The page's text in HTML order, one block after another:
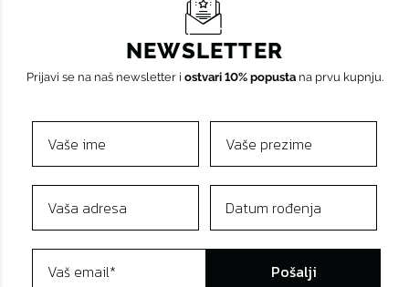
NEWSLETTER
Prijavi se na naš newsletter i ostvari 10% popustana prvu kupnju.
Pošalji